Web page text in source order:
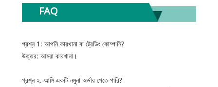
FAQ
প্রশ্ন 1: আপনি কারখানা বা ট্রেডিং কোম্পানি?
উত্তর: আমরা কারখানা।
প্রশ্ন ২. আমি একটি নমুনা অর্ডার পেতে পারি?